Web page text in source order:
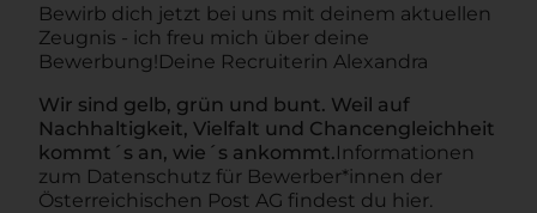
Bewirb dich jetzt bei uns mit deinem aktuellen
Zeugnis - ich freu mich über deine
Bewerbung!Deine Recruiterin Alexandra
Wir sind gelb, grün und bunt. Weil auf
Nachhaltigkeit, Vielfalt und Chancengleichheit
kommt´s an, wie´s ankommt.Informationen
zum Datenschutz für Bewerber*innen der
Österreichischen Post AG findest du hier.